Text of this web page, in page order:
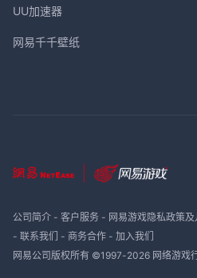
UU加速器
网易千千壁纸
公司简介- 客户服务- 网易游戏隐私政策
- 联系我们 - 商务合作- 加入我们
网易公司版权所有 ©1997-2026 网络游戏